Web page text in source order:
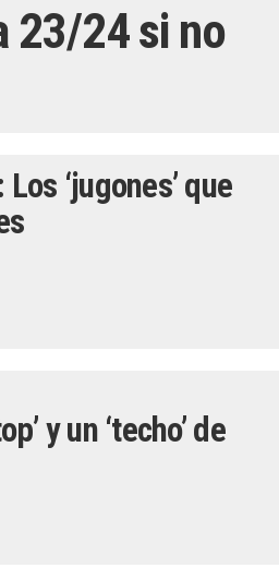
23/24 si no
‘jugones’ que
y un ‘techo’ de